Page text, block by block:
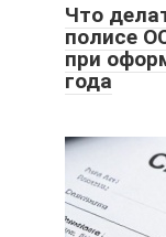
Что
полисе
при
года